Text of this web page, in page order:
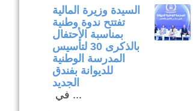
السيدة وزيرة المالية
تفتتح ندوة وطنية
بمناسبة الأحتفال
بالذكرى 30 لتأسيس
المدرسة الوطنية
للديوانة بفندق
الجديد
في ...